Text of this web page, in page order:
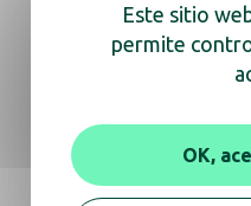
Papelera de
Este sitio
permite
OK,